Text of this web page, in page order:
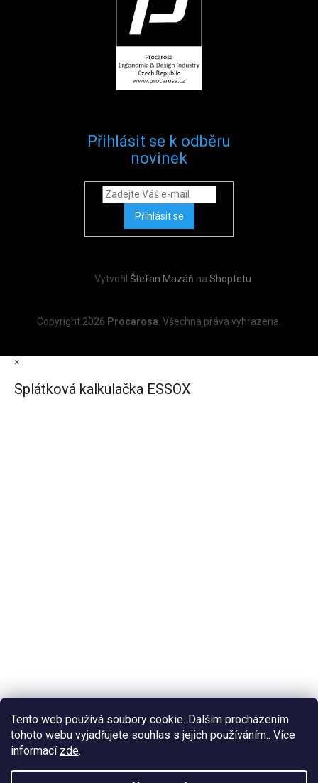
Tento web používá soubory cookie. Dalším procházením
tohoto webu vyjadřujete souhlas s jejich používáním.. Více
informací zde.
Přihlásit se k odběru
novinek
Přihlásit se
Vytvořil Štefan Mazáň na Shoptetu
Copyright 2026 Procarosa. Všechna práva vyhrazena.
×
Splátková kalkulačka ESSOX